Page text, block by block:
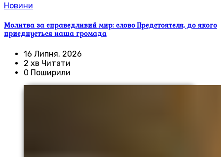
Новини
Молитва за справедливий мир: слово Предстоятеля, до якого
приєднується наша громада
16 Липня, 2026
2 хв Читати
0 Поширили